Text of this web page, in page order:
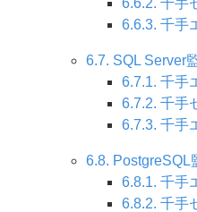
6.6.2. 千手
6.6.3. 千手
6.7. SQL Server
6.7.1. 千手
6.7.2. 千手
6.7.3. 千手
6.8. PostgreSQL
6.8.1. 千手
6.8.2. 千手